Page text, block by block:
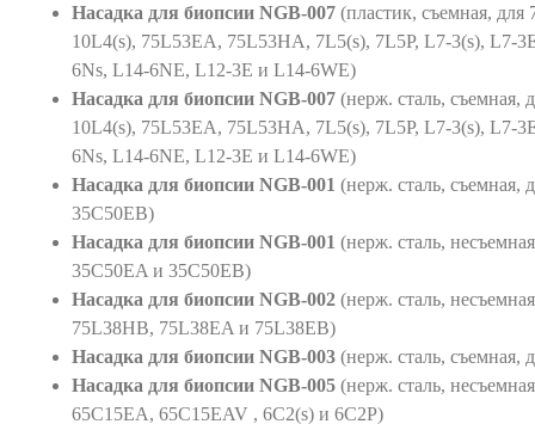
Насадка для биопсии NGB-007 (пластик, съемная,
10L4(s), 75L53EA, 75L53HA, 7L5(s), 7L5P, L7-3(s), L7-
6Ns, L14-6NE, L12-3E и L14-6WE)
Насадка для биопсии NGB-007 (нерж. сталь, съемная,
10L4(s), 75L53EA, 75L53HA, 7L5(s), 7L5P, L7-3(s), L7-
6Ns, L14-6NE, L12-3E и L14-6WE)
Насадка для биопсии NGB-001 (нерж. сталь, съемная,
35C50EB)
Насадка для биопсии NGB-001 (нерж. сталь,
35C50EA и 35C50EB)
Насадка для биопсии NGB-002 (нерж. сталь,
75L38HB, 75L38EA и 75L38EB)
Насадка для биопсии NGB-003 (нерж. сталь, съемная,
Насадка для биопсии NGB-005 (нерж. сталь,
65C15EA, 65C15EAV , 6C2(s) и 6C2P)